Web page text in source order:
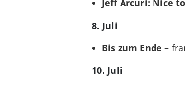
Jeff Arcuri: Nice
8. Juli
Bis zum Ende –
10. Juli